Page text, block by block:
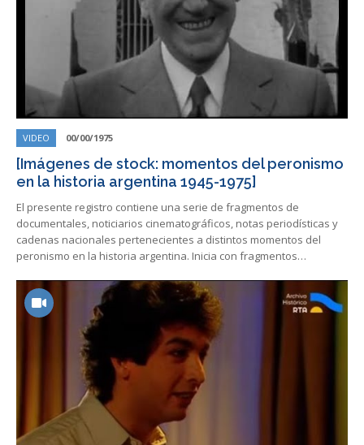
VIDEO 00/00/1975
[Imágenes de stock: momentos del peronismo
en la historia argentina 1945-1975]
El presente registro contiene una serie de fragmentos de
documentales, noticiarios cinematográficos, notas periodísticas y
cadenas nacionales pertenecientes a distintos momentos del
peronismo en la historia argentina. Inicia con fragmentos…